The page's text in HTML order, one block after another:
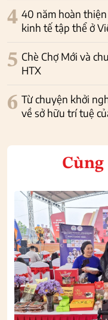
4 40 năm hoàn
kinh tế tập thể ở
5 Chè Chợ Mới và
HTX
6 Từ chuyện khởi
về sở hữu trí tuệ